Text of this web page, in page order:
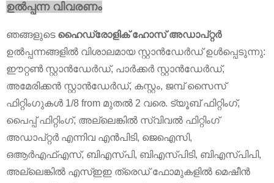
ഉൽപ്പന്ന വിവരണം
ഞങ്ങളുടെ ഹൈഡ്രോളിക് ഹോസ് അഡാപ്റ്റർ
ഉൽ‌പ്പന്നങ്ങളിൽ‌ വിശാലമായ സ്റ്റാൻ‌ഡേർ‌ഡ് ഉൾ‌പ്പെടുന്നു:
ഈറ്റൺ‌ സ്റ്റാൻ‌ഡേർ‌ഡ്, പാർ‌ക്കർ‌ സ്റ്റാൻ‌ഡേർ‌ഡ്,
അമേരിക്കൻ‌ സ്റ്റാൻ‌ഡേർഡ്, കസ്റ്റം, ജമ്പ്‌ സൈസ്
ഫിറ്റിംഗുകൾ‌ 1/8 from മുതൽ‌ 2 വരെ. ട്യൂബ് ഫിറ്റിംഗ്,
പൈപ്പ് ഫിറ്റിംഗ്, അല്ലെങ്കിൽ സ്വിവൽ ഫിറ്റിംഗ്
അഡാപ്റ്റർ എന്നിവ എൻ‌പി‌ടി, ജെ‌ഐ‌സി,
ഒ‌ആർ‌എഫ്‌എസ്, ബി‌എസ്‌പി, ബി‌എസ്‌പിടി, ബി‌എസ്‌പി‌പി,
അല്ലെങ്കിൽ എസ്‌ഇഇ ത്രെഡ് ഫോമുകളിൽ മെഷീൻ